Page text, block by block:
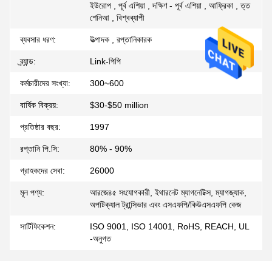
ইউরোপ , পূর্ব এশিয়া , দক্ষিণ - পূর্ব এশিয়া , আফ্রিকা , ত্ত
শেনিআ , বিশ্বব্যাপী
ব্যবসার ধরণ: উত্পাদক , রপ্তানিকারক
ব্র্যান্ড: Link-পিপি
কর্মচারীদের সংখ্যা: 300~600
বার্ষিক বিক্রয়: $30-$50 million
প্রতিষ্ঠার বছর: 1997
রপ্তানি পি.সি: 80% - 90%
গ্রাহকদের সেবা: 26000
মূল পণ্য:
আরজে৪৫ সংযোগকারী, ইথারনেট ম্যাগনেটিক্স, ম্যাগজ্যাক,
অপটিক্যাল ট্রান্সিভার এবং এসএফপি/কিউএসএফপি কেজ
সার্টিফিকেশন:
ISO 9001, ISO 14001, RoHS, REACH, UL
-অনুগত